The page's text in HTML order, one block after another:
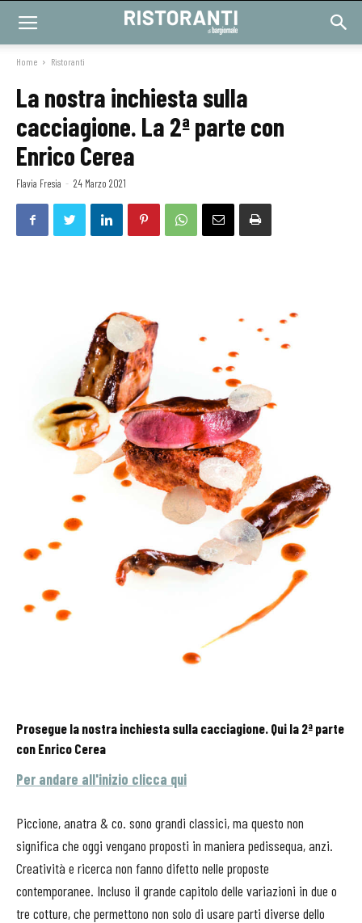
Home Ristoranti
La nostra inchiesta sulla
cacciagione. La 2ª parte con
Enrico Cerea
Flavia Fresia - 24 Marzo 2021
Prosegue la nostra inchiesta sulla cacciagione. Qui la 2ª parte
con Enrico Cerea
Per andare all'inizio clicca qui
Piccione, anatra & co. sono grandi classici, ma questo non
significa che oggi vengano proposti in maniera pedissequa, anzi.
Creatività e ricerca non fanno difetto nelle proposte
contemporanee. Incluso il grande capitolo delle variazioni in due o
tre cotture, che permettono non solo di usare parti diverse dello